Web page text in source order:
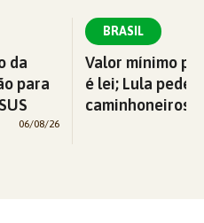
da
para
06/08/26
BRASIL
Valor mínimo
é lei; Lula pede
caminhoneiros